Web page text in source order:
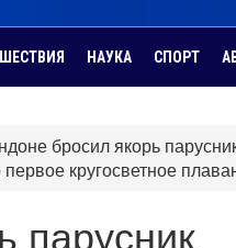
НАУКА СПОРТ
бросил якорь
кругосветное
парусник